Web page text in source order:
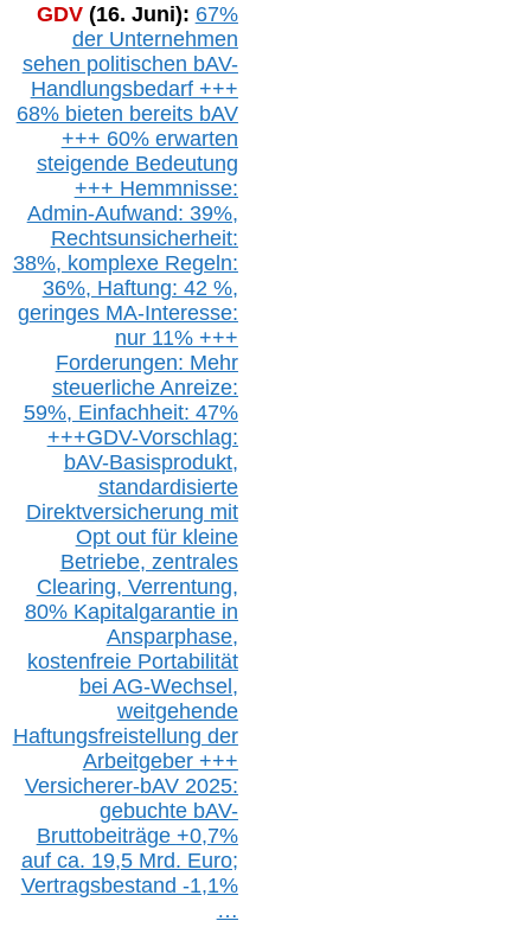
GDV (16. Juni): 67%
der Unternehmen
sehen politischen bAV-
Handlungsbedarf +++
68% bieten bereits bAV
+++ 60% erwarten
steigende Bedeutung
+++ Hemmnisse:
Admin-Aufwand: 39%,
Rechtsunsicherheit:
38%, komplexe Regeln:
36%, Haftung: 42 %,
geringes MA-Interesse:
nur 11% +++
Forderungen: Mehr
steuerliche Anreize:
59%, Einfachheit: 47%
+++GDV-Vorschlag:
bAV-Basisprodukt,
standardisierte
Direktversicherung mit
Opt outfür kleine
Betriebe, zentrales
Clearing, Verrentung,
80% Kapitalgarantie in
Ansparphase,
kostenfreie Portabilität
bei AG-Wechsel,
weitgehende
Haftungsfreistellung der
Arbeitgeber +++
Versicherer-bAV2025:
gebuchte bAV-
Bruttobeiträge +0,7%
auf ca. 19,5 Mrd. Euro;
Vertragsbestand -1,1%
…